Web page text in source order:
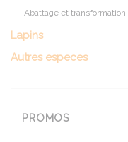
Abattage et transformation
Lapins
Autres especes
PROMOS